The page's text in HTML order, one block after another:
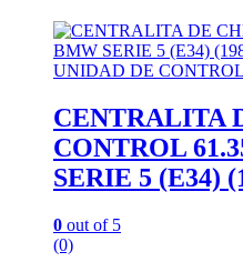
UNIDAD DE CONTROL
CENTRALITA
CONTROL
SERIE 5 (E34)
0 out of 5
(0)